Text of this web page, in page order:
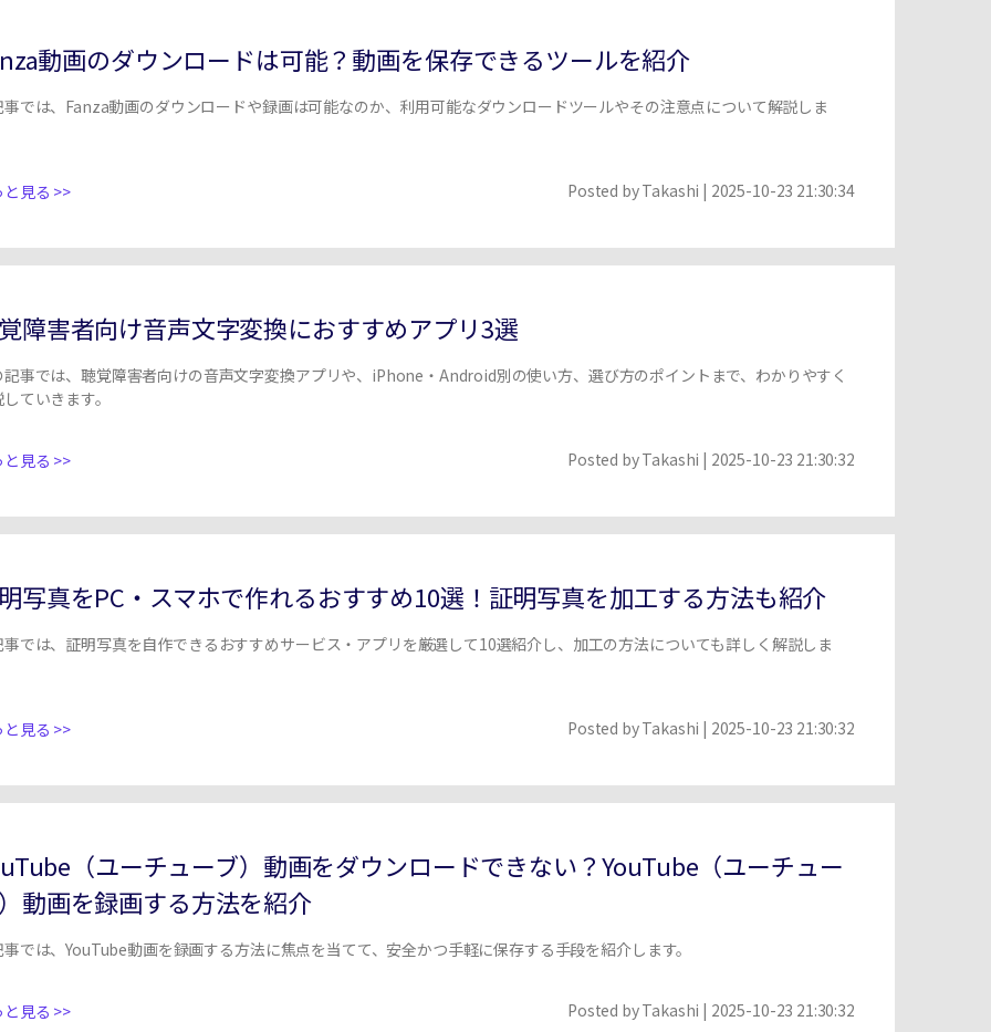
動画のダウンロードは可能？動画を保存できるツールを紹介
事では、Fanza動画のダウンロードや録画は可能なのか、利用可能なダウンロードツールやその注意点について解説しま
と見る >> Posted byTakashi | 2025-10-23 21:30:34
障害者向け音声文字変換におすすめアプリ3選
記事では、聴覚障害者向けの音声文字変換アプリや、iPhone・Android別の使い方、選び方のポイントまで、わかりやすく
ていきます。
と見る >> Posted byTakashi | 2025-10-23 21:30:32
写真をPC・スマホで作れるおすすめ10選！証明写真を加工する方法も紹介
事では、証明写真を自作できるおすすめサービス・アプリを厳選して10選紹介し、加工の方法についても詳しく解説しま
と見る >> Posted byTakashi | 2025-10-23 21:30:32
（ユーチューブ）動画をダウンロードできない？YouTube（ユーチュー
動画を録画する方法を紹介
では、YouTube動画を録画する方法に焦点を当てて、安全かつ手軽に保存する手段を紹介します。
と見る >> Posted byTakashi | 2025-10-23 21:30:32